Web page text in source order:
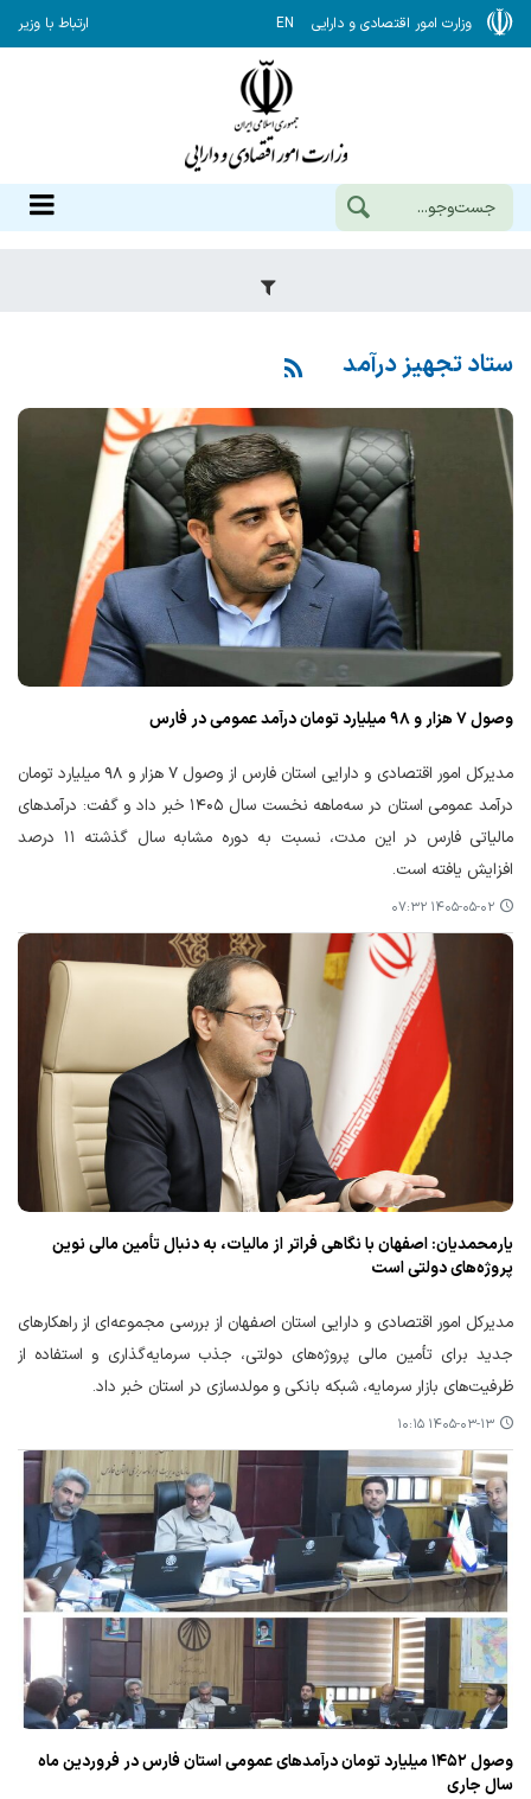
وزارت امور اقتصادی و دارایی EN ارتباط با وزیر
ستاد تجهیز درآمد
وصول ۷ هزار و ۹۸ میلیارد تومان درآمد عمومی در فارس
مدیرکل امور اقتصادی و دارایی استان فارس از وصول ۷ هزار و ۹۸ میلیارد تومان
درآمد عمومی استان در سه‌ماهه نخست سال ۱۴۰۵ خبر داد و گفت: درآمدهای
مالیاتی فارس در این مدت، نسبت به دوره مشابه سال گذشته ۱۱ درصد
افزایش یافته است.
۱۴۰۵-۰۵-۰۲ ۰۷:۳۲
یارمحمدیان: اصفهان با نگاهی فراتر از مالیات، به دنبال تأمین مالی نوین
پروژه‌های دولتی است
مدیرکل امور اقتصادی و دارایی استان اصفهان از بررسی مجموعه‌ای از راهکارهای
جدید برای تأمین مالی پروژه‌های دولتی، جذب سرمایه‌گذاری و استفاده از
ظرفیت‌های بازار سرمایه، شبکه بانکی و مولدسازی در استان خبر داد.
۱۴۰۵-۰۳-۱۳ ۱۰:۱۵
وصول ۱۴۵۲ میلیارد تومان درآمدهای عمومی استان فارس در فروردین ماه
سال جاری